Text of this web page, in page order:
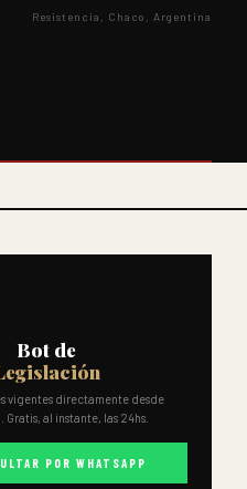
Resistencia, Chaco, Argentina
Bot de
vigentes directamente desde
Gratis, al instante, las 24hs.
POR WHATSAPP